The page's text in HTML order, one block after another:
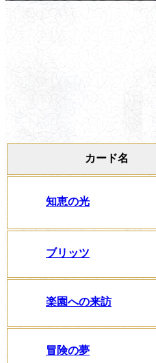
カード名
知恵の光
ブリッツ
楽園への来訪
冒険の夢